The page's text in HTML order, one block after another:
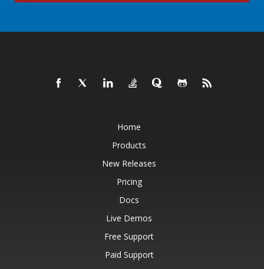
Home
Products
New Releases
Pricing
Docs
Live Demos
Free Support
Paid Support